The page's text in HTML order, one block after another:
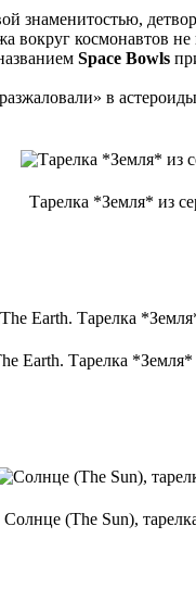
знаменитостью,
вокруг космонавтов
Space Bowls
в
Тарелка *Земля* из
Earth. Тарелка
Солнце (The Sun),